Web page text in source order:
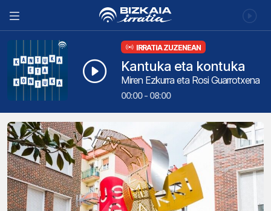
IRRATIA ZUZENEAN
Kantuka eta kontuka
Miren Ezkurra eta Rosi Guarrotxena
00:00 - 08:00